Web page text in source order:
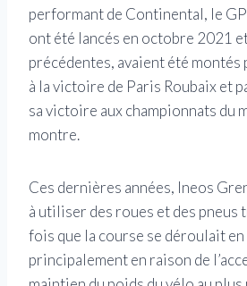
performant de Continental, le
ont été lancés en octobre 2021
précédentes, avaient été
à la victoire de Paris Roubaix et
sa victoire aux championnats du
montre.
Ces dernières années, Ineos
à utiliser des roues et des pneus
fois que la course se déroulait en
principalement en raison de